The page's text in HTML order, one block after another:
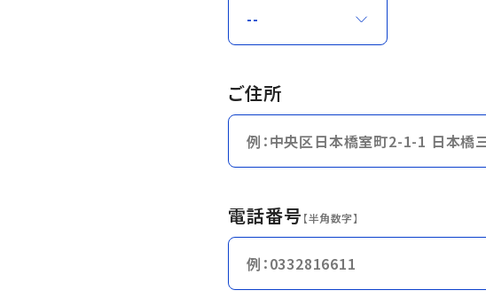
ご住所
電話番号 【半角数字】